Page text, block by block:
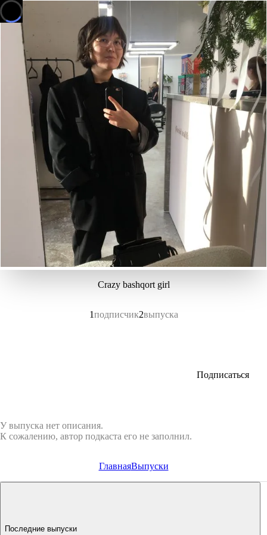
Crazy bashqort girl
1подписчик2выпуска
Подписаться
У выпуска нет описания.
К сожалению, автор подкаста его не заполнил.
ГлавнаяВыпуски
Последние выпуски